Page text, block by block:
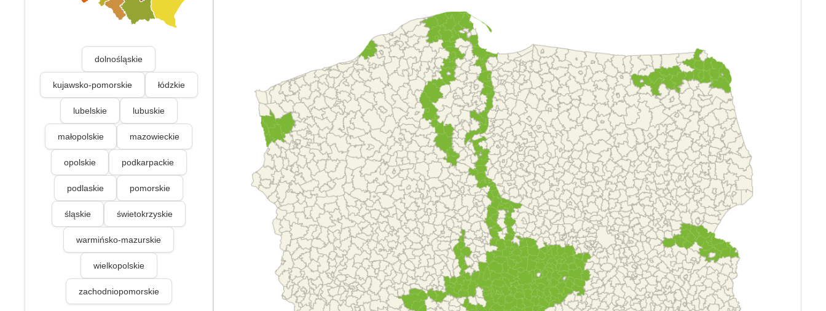
dolnośląskie
kujawsko-pomorskie łódzkie
lubelskie lubuskie
małopolskie mazowieckie
opolskie podkarpackie
podlaskie pomorskie
śląskie świetokrzyskie
warmińsko-mazurskie
wielkopolskie
zachodniopomorskie